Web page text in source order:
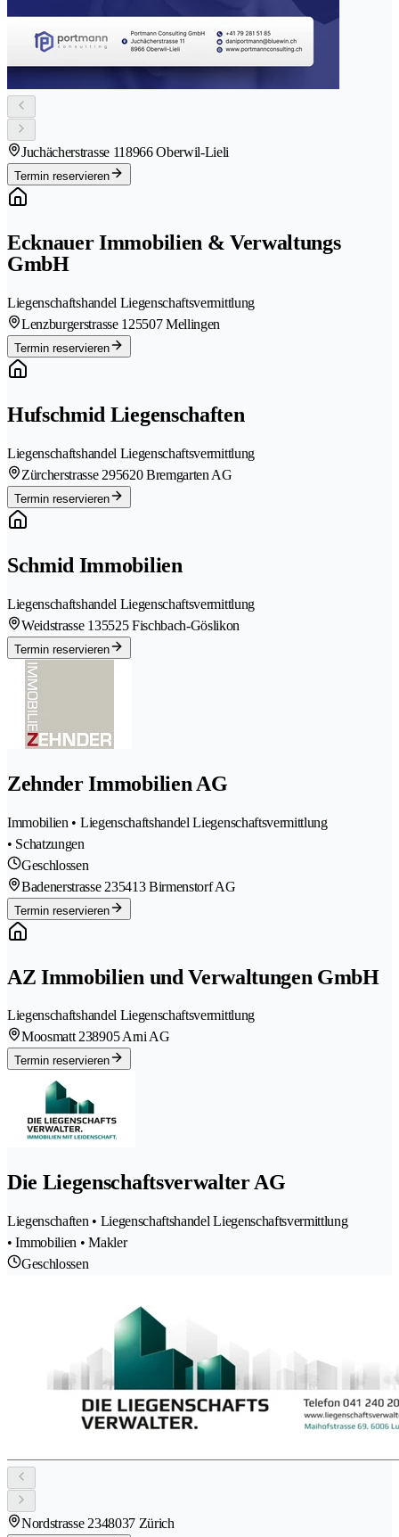
Juchächerstrasse 118966 Oberwil-Lieli
Termin reservieren
Ecknauer Immobilien & Verwaltungs
GmbH
Liegenschaftshandel Liegenschaftsvermittlung
Lenzburgerstrasse 125507 Mellingen
Termin reservieren
Hufschmid Liegenschaften
Liegenschaftshandel Liegenschaftsvermittlung
Zürcherstrasse 295620 Bremgarten AG
Termin reservieren
Schmid Immobilien
Liegenschaftshandel Liegenschaftsvermittlung
Weidstrasse 135525 Fischbach-Göslikon
Termin reservieren
Zehnder Immobilien AG
Immobilien • Liegenschaftshandel Liegenschaftsvermittlung
• Schatzungen
Geschlossen
Badenerstrasse 235413 Birmenstorf AG
Termin reservieren
AZ Immobilien und Verwaltungen GmbH
Liegenschaftshandel Liegenschaftsvermittlung
Moosmatt 238905 Arni AG
Termin reservieren
Die Liegenschaftsverwalter AG
Liegenschaften • Liegenschaftshandel Liegenschaftsvermittlung
• Immobilien • Makler
Geschlossen
Nordstrasse 2348037 Zürich